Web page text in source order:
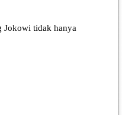
Jokowi tidak hanya